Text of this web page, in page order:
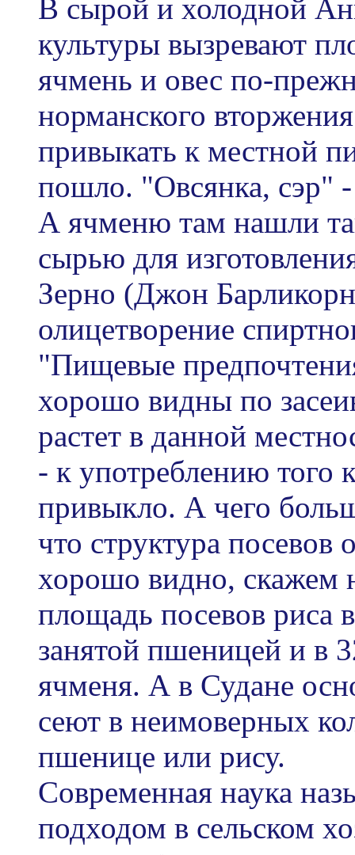
В сырой и холодной
культуры вызревают
ячмень и овес по-
норманского
привыкать к местной
пошло. "Овсянка, сэр"
А ячменю там нашли
сырью для
Зерно (Джон
олицетворение
"Пищевые
хорошо видны по
растет в данной
- к употреблению того
привыкло. А чего
что структура посевов
хорошо видно, скажем
площадь посевов риса
занятой пшеницей и в
ячменя. А в Судане
сеют в неимоверных
пшенице или рису.
Современная наука
подходом в сельском